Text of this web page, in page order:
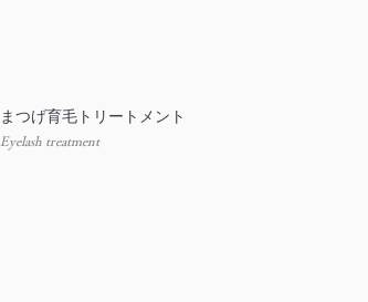
まつげ育毛トリートメント
Eyelash treatment